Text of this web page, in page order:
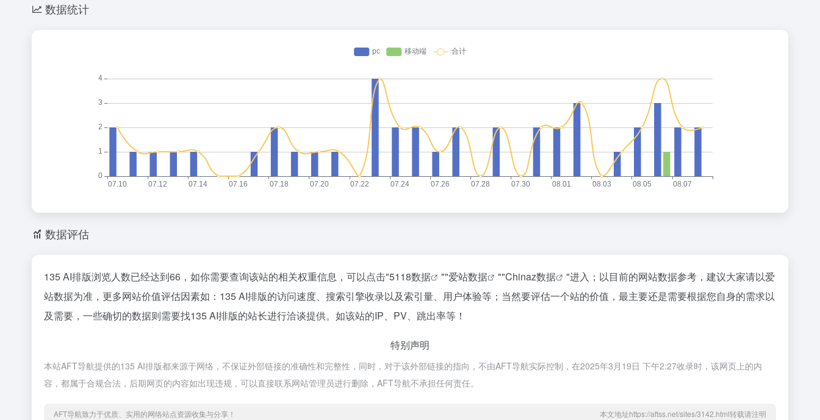
数据统计
数据评估
135 AI排版浏览人数已经达到66，如你需要查询该站的相关权重信息，可以点击"5118数据 ""爱站数据 ""Chinaz数据
"进入；以目前的网站数据参考，建议大家请以爱
站数据为准，更多网站价值评估因素如：135 AI排版的访问速度、搜索引擎收录以及索引量、用户体验等；当然要评估一个站的价值，最主要还是需要根据您自身的需求以
及需要，一些确切的数据则需要找135 AI排版的站长进行洽谈提供。如该站的IP、PV、跳出率等！
特别声明
本站AFT导航提供的135 AI排版都来源于网络，不保证外部链接的准确性和完整性，同时，对于该外部链接的指向，不由AFT导航实际控制，在2025年3月19日 下午2:27收录时，该网页上的内
容，都属于合规合法，后期网页的内容如出现违规，可以直接联系网站管理员进行删除，AFT导航不承担任何责任。
AFT导航致力于优质、实用的网络站点资源收集与分享！ 本文地址https://aftss.net/sites/3142.html转载请注明